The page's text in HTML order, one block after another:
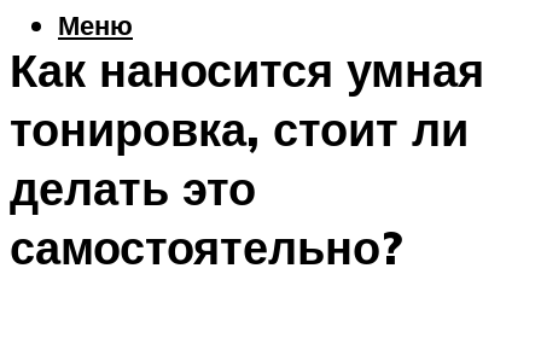
Меню
Как наносится умная
тонировка, стоит ли
делать это
самостоятельно?